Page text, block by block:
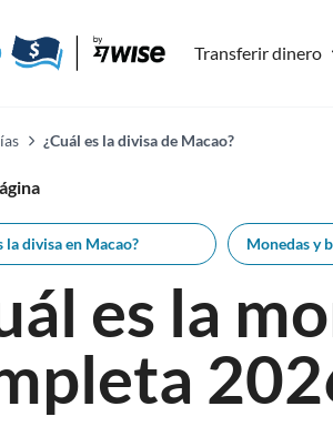
Transferir dinero
¿Cuál es la divisa de Macao?
la divisa en Macao? Monedas y
es la